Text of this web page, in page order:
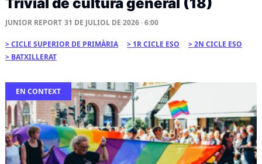
JUNIOR REPORT 31 DE JULIOL DE 2026 · 6:00
CICLE SUPERIOR DE PRIMÀRIA 1R CICLE ESO
2N CICLE ESO
BATXILLERAT
EN CONTEXT